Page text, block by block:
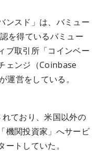
ンスド」は、バミュー
を得ているバミュー
ブ取引所「コインベー
ェンジ（Coinbase
営をしている。
ており、米国以外の
機関投資家」へサービ
トしていた。